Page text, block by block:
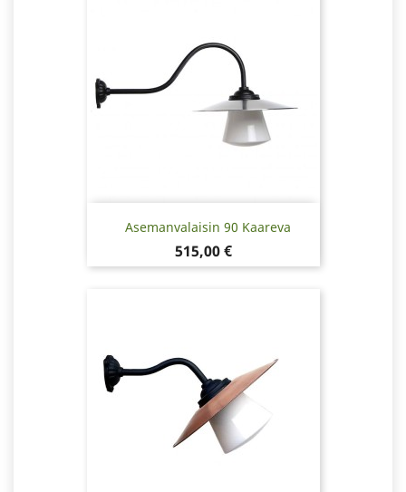
Asemanvalaisin 90 Kaareva
Hinta
515,00 €